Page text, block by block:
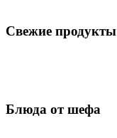
Свежие продукты
Блюда от шефа